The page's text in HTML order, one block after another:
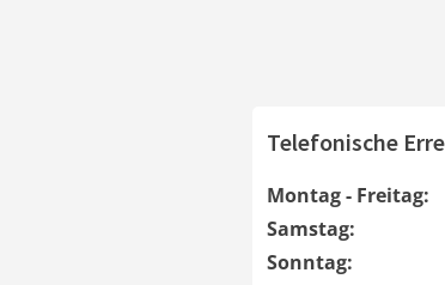
Telefonische
Montag - Freitag:
Samstag:
Sonntag: